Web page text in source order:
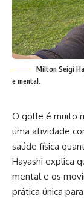
Milton Seigi
e mental.
O golfe é muito
uma atividade
saúde física
Hayashi explica
mental e os
prática única